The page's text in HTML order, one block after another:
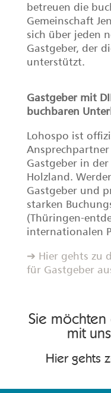
betreuen die
Gemeinschaft
sich über jeden
Gastgeber, der
unterstützt.
Gastgeber mit
buchbaren
Lohospo ist
Gastgeber in der
Holzland.
Gastgeber und
starken
(Thüringen-
internationalen
➔ Hier gehts zu
für Gastgeber
Sie
mit
Hier gehts